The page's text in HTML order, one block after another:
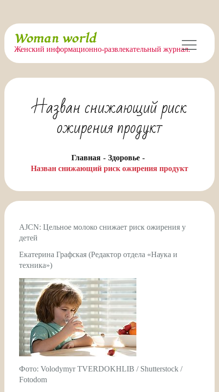
Перейти
содержимому
Woman world
Женский информационно-развлекательный журнал.
Назван снижающий риск
ожирения продукт
Главная
Здоровье
Назван снижающий риск ожирения продукт
AJCN: Цельное молоко снижает риск ожирения у
детей
Екатерина Графская (Редактор отдела «Наука и
техника»)
Фото: Volodymyr TVERDOKHLIB / Shutterstock /
Fotodom